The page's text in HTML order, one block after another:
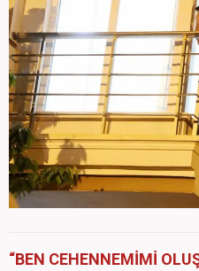
“BEN CEHENNEMİMİ